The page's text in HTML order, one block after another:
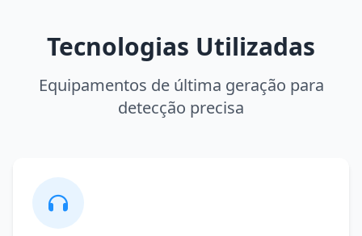
Tecnologias Utilizadas
Equipamentos de última geração para
detecção precisa